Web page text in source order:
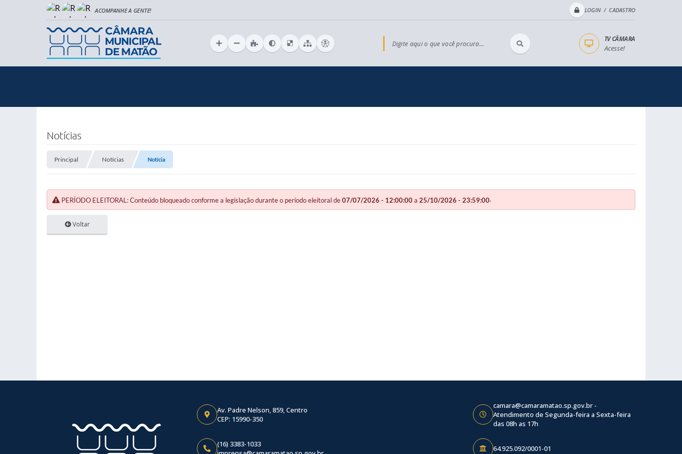
LOGIN / CADASTRO
Digite aqui o que você procura...
TV CÂMARA
Acesse!
Notícias
Principal Notícias Notícia
PERÍODO ELEITORAL: Conteúdo bloqueado conforme a legislação durante o período eleitoral de07/07/2026 - 12:00:00a 25/10/2026 - 23:59:00.
Voltar
Av. Padre Nelson, 859, Centro
CEP: 15990-350
(16) 3383-1033
camara@camaramatao.sp.gov.br -
Atendimento de Segunda-feira a Sexta-feira
das 08h as 17h
64.925.092/0001-01